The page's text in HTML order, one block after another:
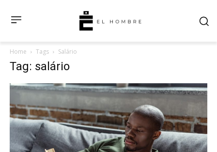
Home Tags Salário
Tag: salário